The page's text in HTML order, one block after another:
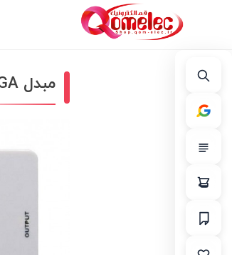
مبدل VGA به HDMI مدل Mini VGA2HDMI Converter FullHD